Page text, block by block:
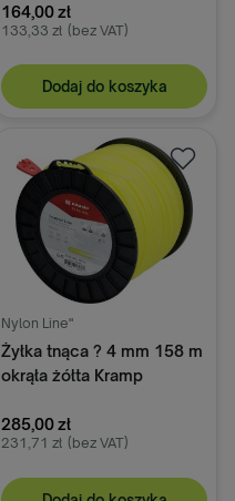
164,00 zł
133,33 zł (bez VAT)
Dodaj do koszyka
Nylon Line"
Żyłka tnąca ? 4 mm 158 m
okrąła żółta Kramp
285,00 zł
231,71 zł (bez VAT)